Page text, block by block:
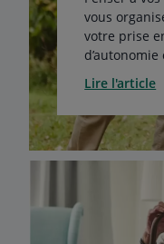
vous
votre prise
Lire l'article